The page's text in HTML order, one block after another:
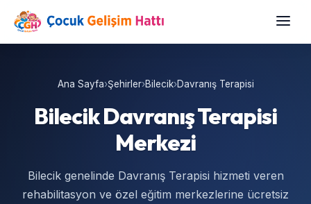
Ana Sayfa›Şehirler›Bilecik›Davranış Terapisi
Bilecik Davranış Terapisi
Merkezi
Bilecik genelinde Davranış Terapisi hizmeti veren
rehabilitasyon ve özel eğitim merkezlerine ücretsiz